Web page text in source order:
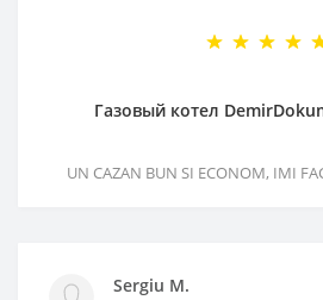
Газовый котел
UN CAZAN BUN SI ECONOM, IMI
Sergiu M.